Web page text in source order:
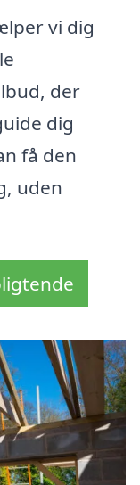
vi dig
der
dig
få den
uden